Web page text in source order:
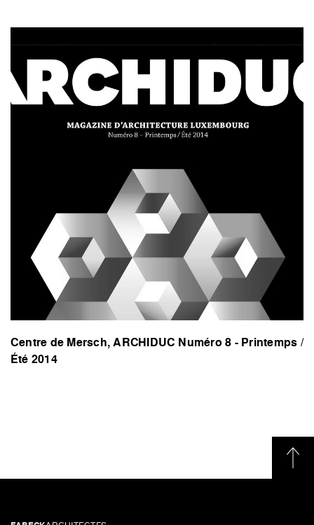
Centre de Mersch, ARCHIDUC Numéro 8 - Printemps /
Été 2014